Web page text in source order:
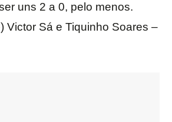
uns 2 a 0, pelo menos.
Victor Sá e Tiquinho Soares –